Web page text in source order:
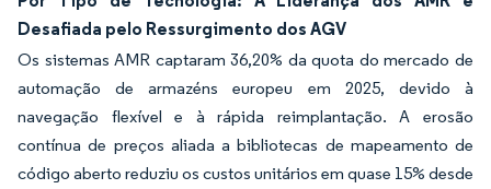
Desafiada pelo Ressurgimento dos AGV
Os sistemas AMR captaram 36,20% da quota do mercado de
automação de armazéns europeu em 2025, devido à
navegação flexível e à rápida reimplantação. A erosão
contínua de preços aliada a bibliotecas de mapeamento de
código aberto reduziu os custos unitários em quase 15% desde